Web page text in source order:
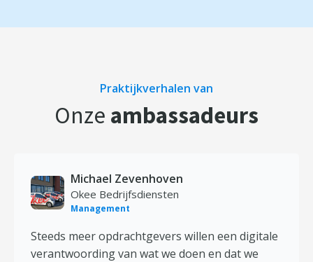
Praktijkverhalen van
Onze ambassadeurs
Michael Zevenhoven
Okee Bedrijfsdiensten
Management
Steeds meer opdrachtgevers willen een digitale
verantwoording van wat we doen en dat we